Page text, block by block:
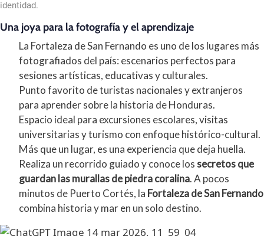
identidad.
Una joya para la fotografía y el aprendizaje
La Fortaleza de San Fernando es uno de los lugares más
fotografiados del país: escenarios perfectos para
sesiones artísticas, educativas y culturales.
Punto favorito de turistas nacionales y extranjeros
para aprender sobre la historia de Honduras.
Espacio ideal para excursiones escolares, visitas
universitarias y turismo con enfoque histórico-cultural.
Más que un lugar, es una experiencia que deja huella.
Realiza un recorrido guiado y conoce lossecretos que
guardan las murallas de piedra coralina. A pocos
minutos de Puerto Cortés, la Fortaleza de San Fernando
combina historia y mar en un solo destino.